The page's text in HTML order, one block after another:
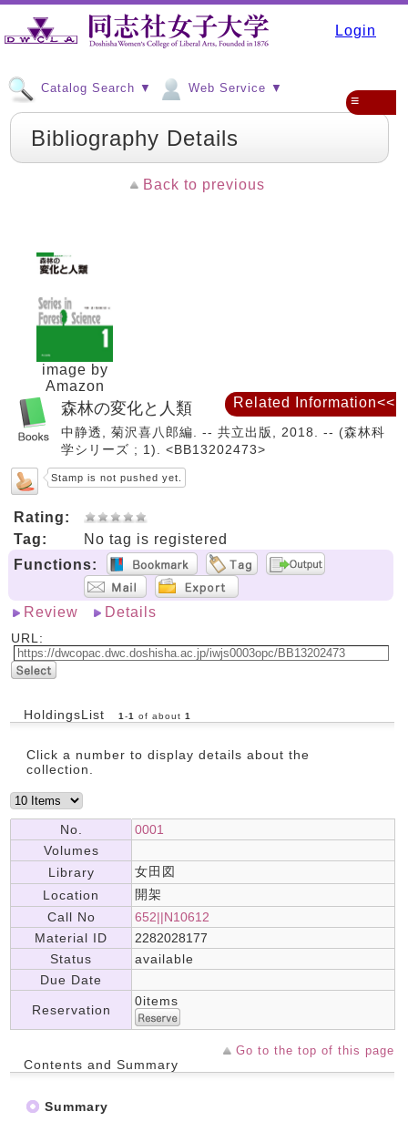
Login
Catalog Search ▼ Web Service ▼
≡
Bibliography Details
Back to previous
image by
Amazon
森林の変化と人類
中静透, 菊沢喜八郎編. -- 共立出版, 2018. -- (森林科
学シリーズ ; 1). <BB13202473>
Stamp is not pushed yet.
Rating:
Tag:
No tag is registered
Functions:
Review Details
URL:
HoldingsList 1 -1 of about 1
Click a number to display details about the
collection.
No.
0001
Volumes
Library
女田図
Location
開架
Call No
652||N10612
Material ID
2282028177
Status
available
Due Date
Reservation
0items
Go to the top of this page
Contents and Summary
Summary
Related Information<<